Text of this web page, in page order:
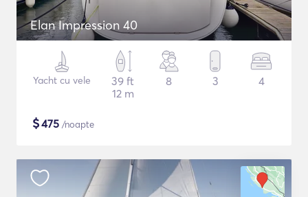
Elan Impression 40
Yacht cu vele
39 ft
12 m
8 3 4
$475 /noapte